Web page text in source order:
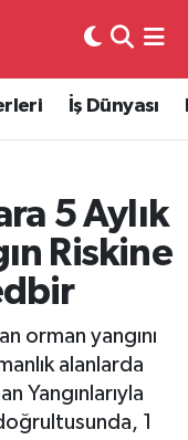
İş Dünyası
5 Aylık
Riskine
orman yangını
alanlarda
Yangınlarıyla
1